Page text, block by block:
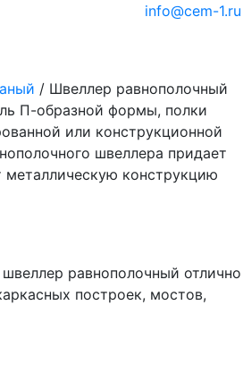
info@cem-1.ru
/ Швеллер равнополочный
П-образной формы, полки
или конструкционной
швеллера придает
металлическую конструкцию
равнополочный отлично
построек, мостов,